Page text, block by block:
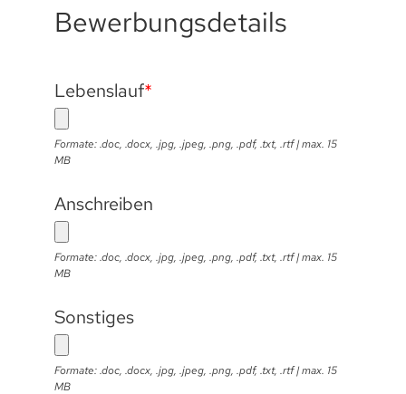
Bewerbungsdetails
Lebenslauf*
Formate: .doc, .docx, .jpg, .jpeg, .png, .pdf, .txt, .rtf | max. 15
MB
Anschreiben
Formate: .doc, .docx, .jpg, .jpeg, .png, .pdf, .txt, .rtf | max. 15
MB
Sonstiges
Formate: .doc, .docx, .jpg, .jpeg, .png, .pdf, .txt, .rtf | max. 15
MB